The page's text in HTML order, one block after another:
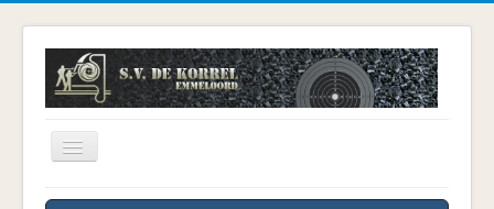
Toggle
Navigation